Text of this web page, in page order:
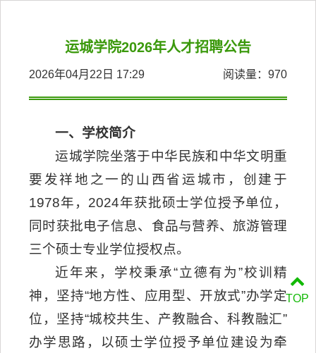
运城学院2026年人才招聘公告
2026年04月22日 17:29 阅读量： 970
一、学校简介
运城学院坐落于中华民族和中华文明重
要发祥地之一的山西省运城市，创建于
1978年，2024年获批硕士学位授予单位，
同时获批电子信息、食品与营养、旅游管理
三个硕士专业学位授权点。
近年来，学校秉承“立德有为”校训精
神，坚持“地方性、应用型、开放式”办学定
位，坚持“城校共生、产教融合、科教融汇”
办学思路，以硕士学位授予单位建设为牵
TOP